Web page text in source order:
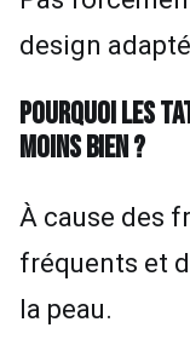
design
POURQUOI LES
MOINS BIEN ?
À cause des
fréquents et
la peau.